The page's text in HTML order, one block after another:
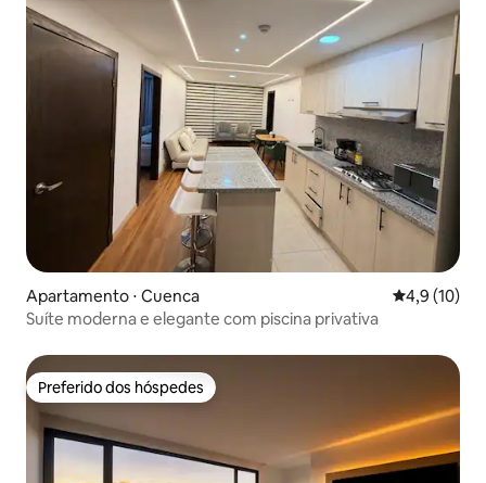
Apartamento ⋅ Cuenca 4,9 de uma
4,9 (10)
Suíte moderna e elegante com piscina privativa
Preferido dos hóspedes
Preferido dos hóspedes